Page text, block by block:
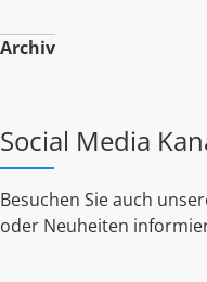
Archiv
Social Media
Besuchen Sie auch
oder Neuheiten